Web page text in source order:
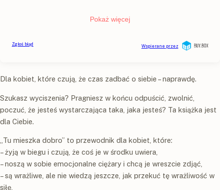
Dla kobiet, które czują, że czas zadbać o siebie – naprawdę.
Szukasz wyciszenia? Pragniesz w końcu odpuścić, zwolnić,
poczuć, że jesteś wystarczająca taka, jaka jesteś? Ta książka jest
dla Ciebie.
„Tu mieszka dobro” to przewodnik dla kobiet, które:
– żyją w biegu i czują, że coś je w środku uwiera,
– noszą w sobie emocjonalne ciężary i chcą je wreszcie zdjąć,
– są wrażliwe, ale nie wiedzą jeszcze, jak przekuć tę wrażliwość w
siłę,